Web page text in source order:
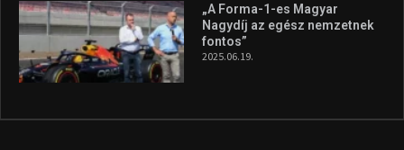
„A Forma-1-es Magyar
Nagydíj az egész nemzetnek
fontos”
2025.06.19.